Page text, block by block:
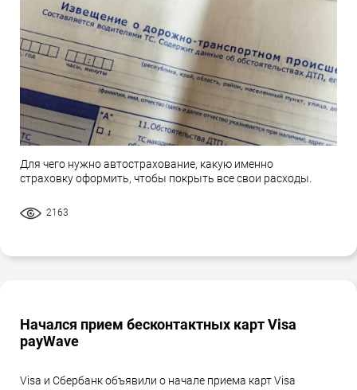
Для чего нужно автострахование, какую именно
страховку оформить, чтобы покрыть все свои расходы.
2163
Начался прием бесконтактных карт Visa
payWave
Visa и Сбербанк объявили о начале приема карт Visa